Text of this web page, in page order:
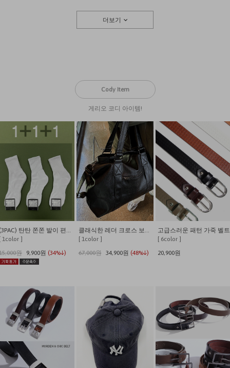
더보기
Cody Item
게리오 코디 아이템!
(3PAC) 탄탄 쫀쫀 발이 편안한 쿠셔닝 사계절 데일리양말
1color ]
원
9,900원 (34%↓)
클래식한 레더 크로스 보스턴백
[ 1color ]
67,000원
34,900원 (48%↓)
고급스러운 패턴 가죽 벨트
[ 6color ]
20,900원